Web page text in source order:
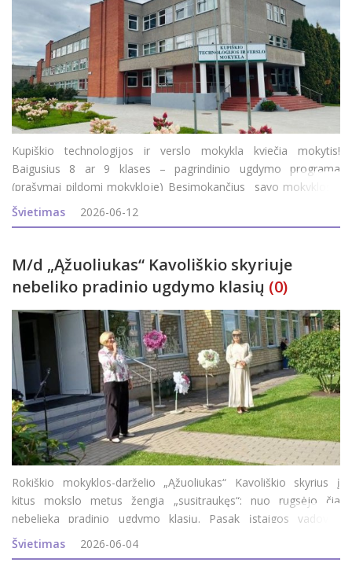
Kupiškio technologijos ir verslo mokykla kviečia mokytis!
Baigusius 8 ar 9 klases – pagrindinio ugdymo programa
(prašymai pildomi mokykloje) Besimokančius savo mokyklos /
gimnazijos 11-12 (III-IV) klasėse - profesinio mokymo modulis.
Baigusius 10 klasių ir įgijusius pagr
Švietimas 2026-06-12
M/d „Ąžuoliukas“ Kavoliškio skyriuje
nebeliko pradinio ugdymo klasių (0)
Rokiškio mokyklos-darželio „Ąžuoliukas“ Kavoliškio skyrius į
kitus mokslo metus žengia „susitraukęs“: nuo rugsėjo čia
nebelieka pradinio ugdymo klasių. Pasak įstaigos vadovės
Romualdos Cegelskienės, mintys, kad skyriuje gali nebelikti
pradinio ugdymo klasių, jų
Švietimas 2026-06-04